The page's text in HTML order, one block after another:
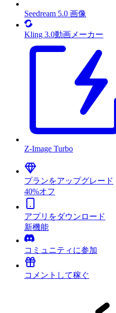
Seedream 5.0 画像
Kling 3.0動画メーカー
Z-Image Turbo
プランをアップグレード
40%オフ
アプリをダウンロード
新機能
コミュニティに参加
コメントして稼ぐ